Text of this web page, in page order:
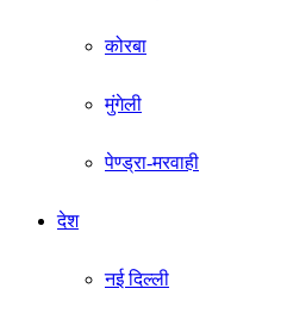
कोरबा
मुंगेली
पेण्ड्रा-मरवाही
देश
नई दिल्ली